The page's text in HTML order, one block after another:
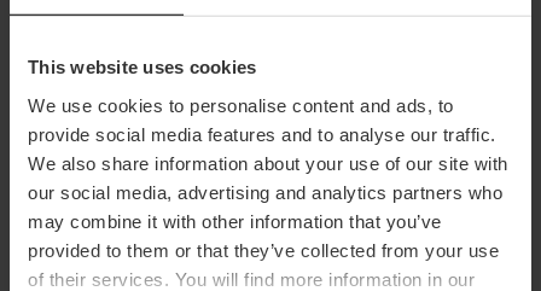
This website uses cookies
We use cookies to personalise content and ads, to
provide social media features and to analyse our traffic.
We also share information about your use of our site with
our social media, advertising and analytics partners who
may combine it with other information that you’ve
provided to them or that they’ve collected from your use
of their services. You will find more information in our
Avenida Blasco Ibáñez, 28, 46010, Valencia, España